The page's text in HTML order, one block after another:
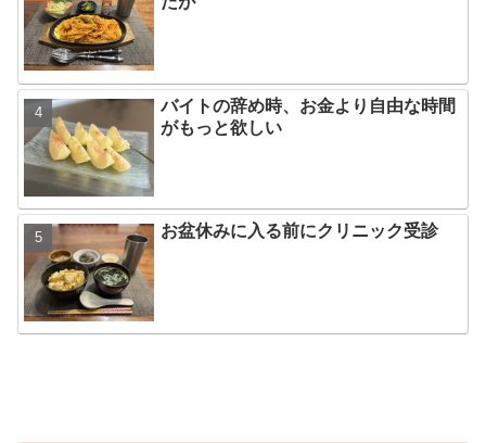
バイトの辞め時、お金より自由な時間
がもっと欲しい
お盆休みに入る前にクリニック受診